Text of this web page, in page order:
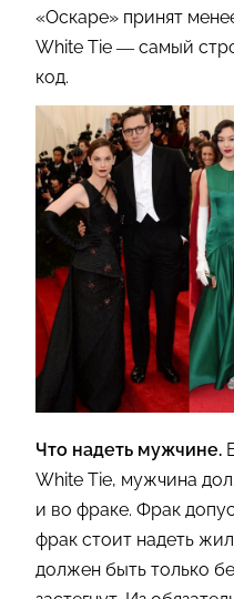
«Оскаре» принят
White Tie — самый
код.
Что надеть мужчине.
White Tie, мужчина
и во фраке. Фрак
фрак стоит надеть
должен быть только